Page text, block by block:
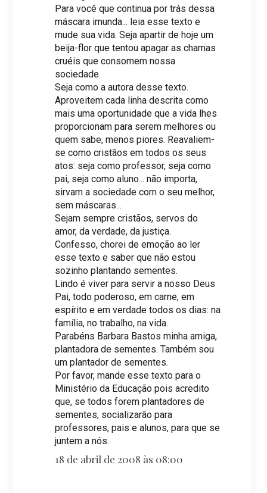
Para você que continua por trás dessa
máscara imunda... leia esse texto e
mude sua vida. Seja apartir de hoje um
beija-flor que tentou apagar as chamas
cruéis que consomem nossa
sociedade.
Seja como a autora desse texto.
Aproveitem cada linha descrita como
mais uma oportunidade que a vida lhes
proporcionam para serem melhores ou
quem sabe, menos piores. Reavaliem-
se como cristãos em todos os seus
atos: seja como professor, seja como
pai, seja como aluno... não importa,
sirvam a sociedade com o seu melhor,
sem máscaras...
Sejam sempre cristãos, servos do
amor, da verdade, da justiça.
Confesso, chorei de emoção ao ler
esse texto e saber que não estou
sozinho plantando sementes.
Lindo é viver para servir a nosso Deus
Pai, todo poderoso, em carne, em
espírito e em verdade todos os dias: na
família, no trabalho, na vida.
Parabéns Barbara Bastos minha amiga,
plantadora de sementes. Também sou
um plantador de sementes.
Por favor, mande esse texto para o
Ministério da Educação pois acredito
que, se todos forem plantadores de
sementes, socializarão para
professores, pais e alunos, para que se
juntem a nós.
18 de abril de 2008 às 08:00